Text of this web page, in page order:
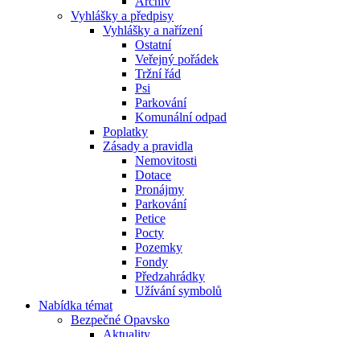
Vyhlášky a předpisy
Vyhlášky a nařízení
Ostatní
Veřejný pořádek
Tržní řád
Psi
Parkování
Komunální odpad
Poplatky
Zásady a pravidla
Nemovitosti
Dotace
Pronájmy
Parkování
Petice
Pocty
Pozemky
Fondy
Předzahrádky
Užívání symbolů
Nabídka témat
Bezpečné Opavsko